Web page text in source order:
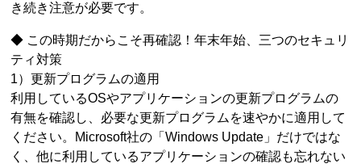
き続き注意が必要です。
◆ この時期だからこそ再確認！年末年始、三つのセキュリ
ティ対策
1）更新プログラムの適用
利用しているOSやアプリケーションの更新プログラムの
有無を確認し、必要な更新プログラムを速やかに適用して
ください。Microsoft社の「Windows Update」だけではな
く、他に利用しているアプリケーションの確認も忘れない